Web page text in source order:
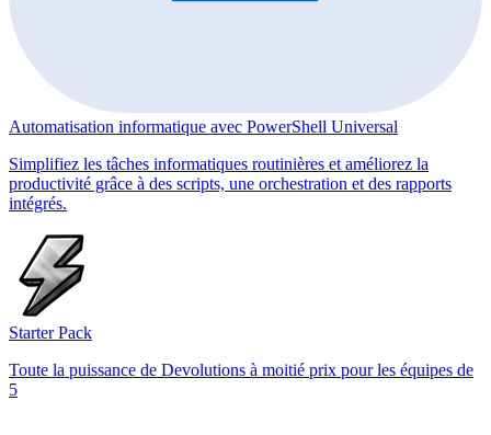
Automatisation informatique avec PowerShell Universal
Simplifiez les tâches informatiques routinières et améliorez la
productivité grâce à des scripts, une orchestration et des rapports
intégrés.
Starter Pack
Toute la puissance de Devolutions à moitié prix pour les équipes de
5